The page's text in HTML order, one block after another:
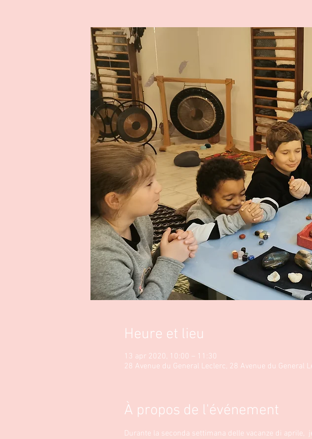
Heure et lieu
13 apr 2020, 10:00 – 11:30
28 Avenue du General Leclerc, 28 Avenue du General
À propos de l'événement
Durante la seconda settimana delle vacanze di aprile,